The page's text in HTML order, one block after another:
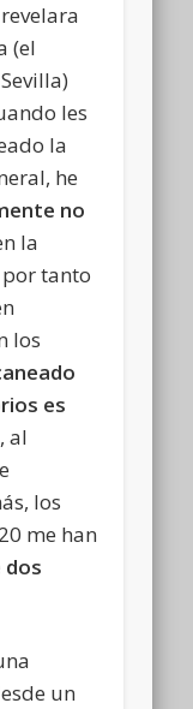
(el
les
la
he
no
la
tanto
los
es
al
los
me han
dos
un